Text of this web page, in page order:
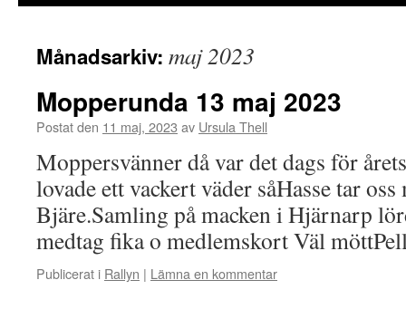
Månadsarkiv: maj 2023
Mopperunda 13 maj 2023
Postat den 11 maj, 2023 av Ursula Thell
Moppersvänner då var det dags för
lovade ett vackert väder såHasse tar
Bjäre.Samling på macken i Hjärnarp
medtag fika o medlemskort Väl
Publicerat i Rallyn | Lämna en kommentar